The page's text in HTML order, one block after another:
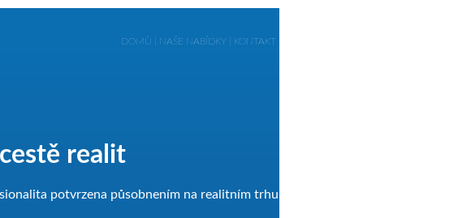
DOMŮ NAŠE NABÍDKY KONTAKT
realit
potvrzena působnením na realitním trhu